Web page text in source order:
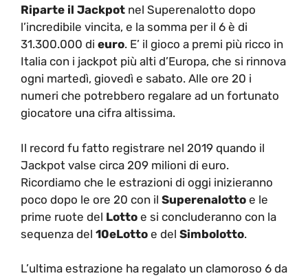
Riparte il Jackpot nel Superenalotto dopo
l’incredibile vincita, e la somma per il 6 è di
31.300.000 di euro. E’ il gioco a premi più ricco in
Italia con i jackpot più alti d’Europa, che si rinnova
ogni martedì, giovedì e sabato. Alle ore 20 i
numeri che potrebbero regalare ad un fortunato
giocatore una cifra altissima.
Il record fu fatto registrare nel 2019 quando il
Jackpot valse circa 209 milioni di euro.
Ricordiamo che le estrazioni di oggi inizieranno
poco dopo le ore 20 con il Superenalotto e le
prime ruote del Lotto e si concluderanno con la
sequenza del 10eLotto e del Simbolotto.
L’ultima estrazione ha regalato un clamoroso 6 da